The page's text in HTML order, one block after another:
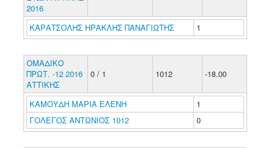
2016
ΚΑΡΑΤΣΟΛΗΣ ΗΡΑΚΛΗΣ ΠΑΝΑΓΙΩΤΗΣ 1
ΟΜΑΔΙΚΟ
ΠΡΩΤ. -12 2016
ΑΤΤΙΚΗΣ
0 / 1 1012 -18.00
ΚΑΜΟΥΔΗ ΜΑΡΙΑ ΕΛΕΝΗ
1
ΓΟΛΕΓΟΣ ΑΝΤΩΝΙΟΣ 1012
0